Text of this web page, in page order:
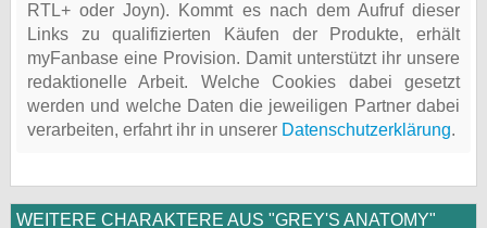
RTL+ oder Joyn). Kommt es nach dem Aufruf dieser
Links zu qualifizierten Käufen der Produkte, erhält
myFanbase eine Provision. Damit unterstützt ihr unsere
redaktionelle Arbeit. Welche Cookies dabei gesetzt
werden und welche Daten die jeweiligen Partner dabei
verarbeiten, erfahrt ihr in unserer Datenschutzerklärung.
WEITERE CHARAKTERE AUS "GREY'S ANATOMY"